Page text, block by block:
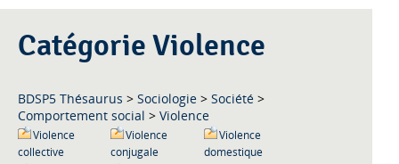
Catégorie Violence
BDSP5 Thésaurus > Sociologie > Société >
Comportement social > Violence
Violence
collective
Violence
conjugale
Violence
domestique